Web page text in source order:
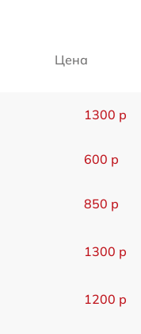
Цена
1300 р
600 р
850 р
1300 р
1200 р